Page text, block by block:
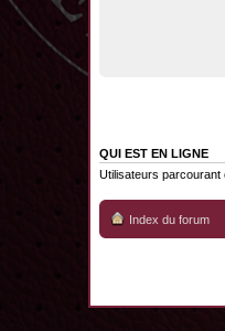
QUI EST EN LIGNE
Utilisateurs parcourant
Index du forum